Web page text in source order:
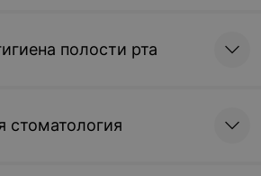
полости рта
стоматология